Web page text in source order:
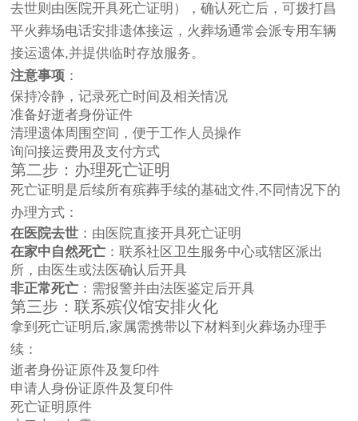
去世则由医院开具死亡证明），确认死亡后，可拨打昌
平火葬场电话安排遗体接运，火葬场通常会派专用车辆
接运遗体,并提供临时存放服务。
注意事项 ：
保持冷静，记录死亡时间及相关情况
准备好逝者身份证件
清理遗体周围空间，便于工作人员操作
询问接运费用及支付方式
第二步：办理死亡证明
死亡证明是后续所有殡葬手续的基础文件,不同情况下的
办理方式：
在医院去世 ：由医院直接开具死亡证明
在家中自然死亡 ：联系社区卫生服务中心或辖区派出
所，由医生或法医确认后开具
非正常死亡 ：需报警并由法医鉴定后开具
第三步：联系殡仪馆安排火化
拿到死亡证明后,家属需携带以下材料到火葬场办理手
续：
逝者身份证原件及复印件
申请人身份证原件及复印件
死亡证明原件